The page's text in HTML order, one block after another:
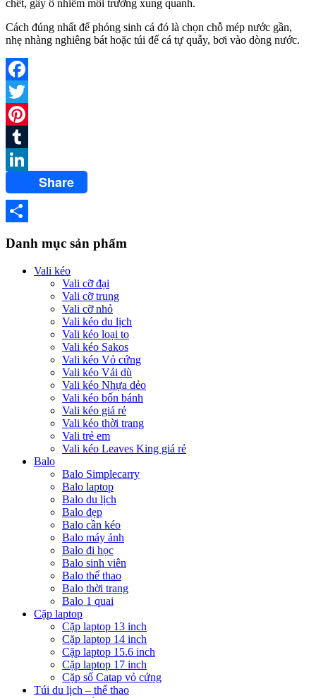
chết, gây ô nhiễm môi trường xung quanh.
Cách đúng nhất để phóng sinh cá đó là chọn chỗ mép nước gần,
nhẹ nhàng nghiêng bát hoặc túi để cá tự quẫy, bơi vào dòng nước.
Facebook
Twitter
Pinterest
Tumblr
LinkedInShare
Danh mục sản phẩm
Vali kéo
Vali cỡ đại
Vali cỡ trung
Vali cỡ nhỏ
Vali kéo du lịch
Vali kéo loại to
Vali kéo Sakos
Vali kéo Vỏ cứng
Vali kéo Vải dù
Vali kéo Nhựa dẻo
Vali kéo bốn bánh
Vali kéo giá rẻ
Vali kéo thời trang
Vali trẻ em
Vali kéo Leaves King giá rẻ
Balo
Balo Simplecarry
Balo laptop
Balo du lịch
Balo đẹp
Balo cần kéo
Balo máy ảnh
Balo đi học
Balo sinh viên
Balo thể thao
Balo thời trang
Balo 1 quai
Cặp laptop
Cặp laptop 13 inch
Cặp laptop 14 inch
Cặp laptop 15.6 inch
Cặp laptop 17 inch
Cặp số Catap vỏ cứng
Túi du lịch – thể thao